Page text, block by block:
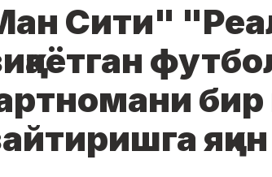
Сити"
бир
яқин